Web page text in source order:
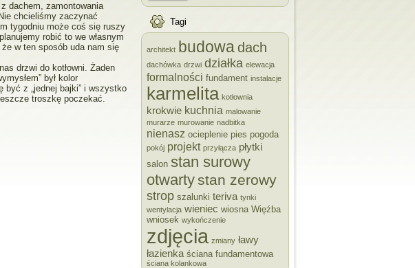
dachem, zamontowania
chcieliśmy zaczynać
tygodniu może coś się ruszy
robić to we własnym
w ten sposób uda nam się
drzwi do kotłowni. Żaden
był kolor
z „jednej bajki” i wszystko
troszkę poczekać.
Tagi
architekt budowa dach
dachówka drzwi działka elewacja
formalności fundament instalacje
karmelita kotłownia
krokwie kuchnia malowanie
murarze murowanie nadbitka
nienasz ocieplenie pies pogoda
pokój projekt przyłącza płytki
salon stan surowy
otwartystan zerowy
strop szalunki teriva tynki
wentylacja wieniec wiosna Więźba
wniosek wykończenie
zdjęcia zmiany ławy
łazienka ściana fundamentowa
ściana kolankowa